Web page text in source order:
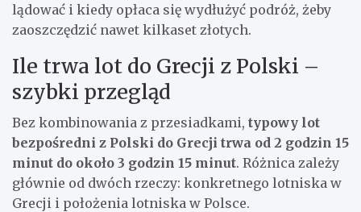
lądować i kiedy opłaca się wydłużyć podróż, żeby
zaoszczędzić nawet kilkaset złotych.
Ile trwa lot do Grecji z Polski –
szybki przegląd
Bez kombinowania z przesiadkami, typowy lot
bezpośredni z Polski do Grecji trwa od 2 godzin 15
minut do około 3 godzin 15 minut. Różnica zależy
głównie od dwóch rzeczy: konkretnego lotniska w
Grecji i położenia lotniska w Polsce.